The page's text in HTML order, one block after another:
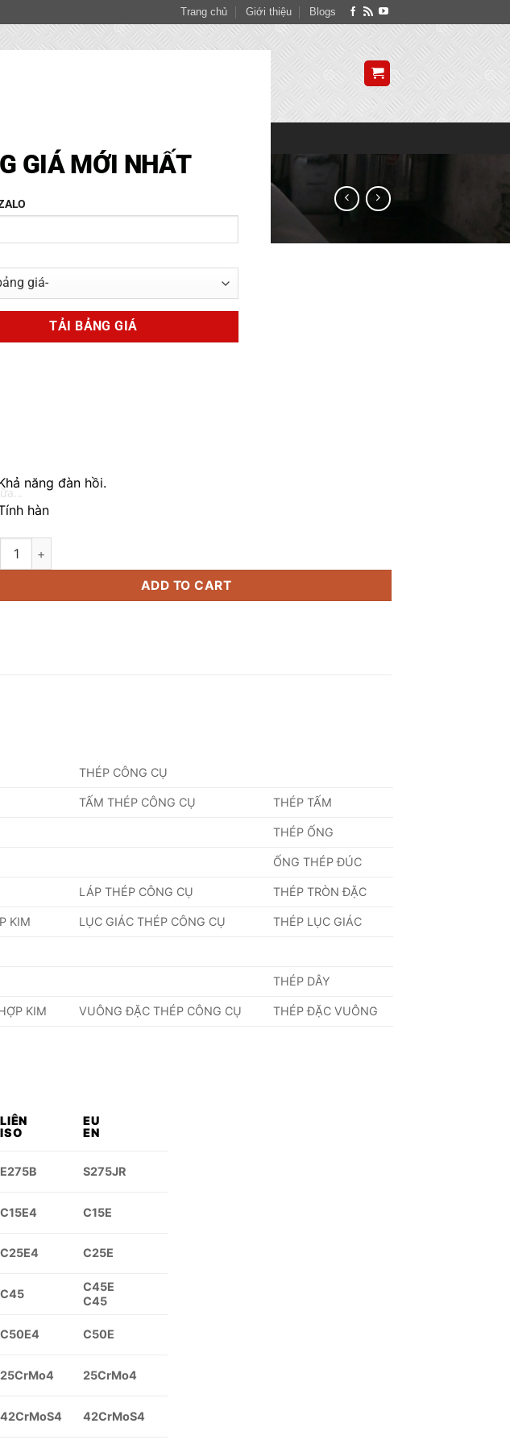
Trang chủ Giới thiệu Blogs
/ THÉP
₫
tính của thép
năng đàn hồi.
hàn
Tròn Đặc, Trục Láp Thép quantity
ADD TO CART
THÉP CÔNG CỤ
TẤM THÉP CÔNG CỤ THÉP TẤM
THÉP ỐNG
ỐNG THÉP ĐÚC
LÁP THÉP CÔNG CỤ THÉP TRÒN ĐẶC
KIM LỤC GIÁC THÉP CÔNG CỤ THÉP LỤC GIÁC
THÉP DÂY
KIM VUÔNG ĐẶC THÉP CÔNG CỤ THÉP ĐẶC VUÔNG
LIÊN
ISO
EU
EN
E275B S275JR
C15E4 C15E
C25E4 C25E
C45
C45E
C45
C50E4 C50E
25CrMo4 25CrMo4
42CrMoS4 42CrMoS4
CLOSE
THIS
MODULE
GIÁ MỚI NHẤT